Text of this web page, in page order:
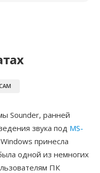
Sounder, ранней
звука под MS-
принесла
одной из немногих
ПК